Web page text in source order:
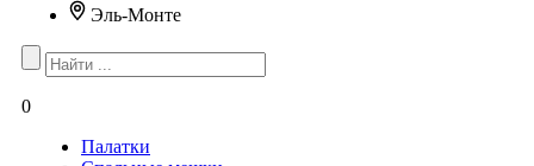
Эль-Монте
0
Палатки